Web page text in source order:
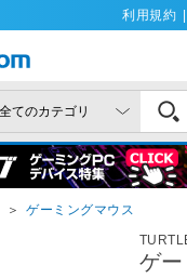
利用規約
＞
ゲーミングマウス
ゲ